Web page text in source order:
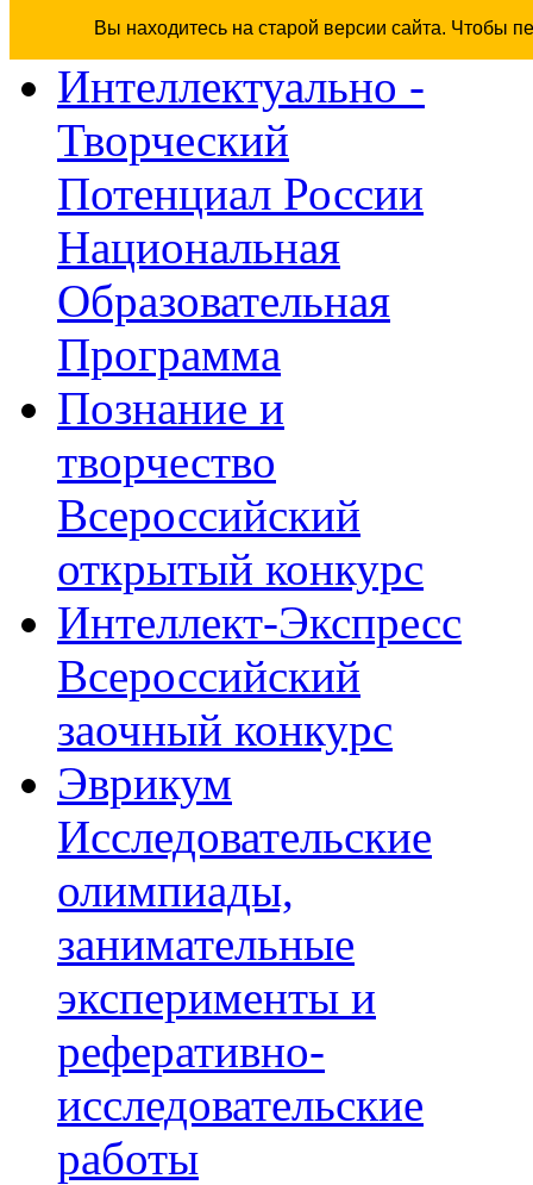
Вы находитесь на старой версии сайта. Чтобы
Интеллектуально -
Творческий
Потенциал России
Национальная
Образовательная
Программа
Познание и
творчество
Всероссийский
открытый конкурс
Интеллект-Экспресс
Всероссийский
заочный конкурс
Эврикум
Исследовательские
олимпиады,
занимательные
эксперименты и
реферативно-
исследовательские
работы